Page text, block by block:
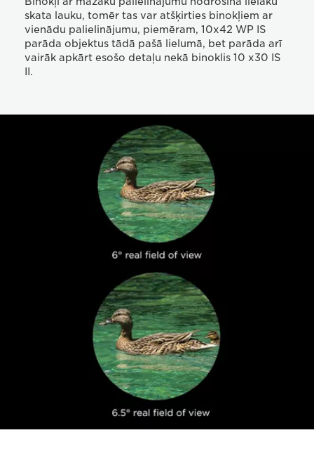
skata lauku, tomēr tas var atšķirties binokļiem ar
vienādu palielinājumu, piemēram, 10x42 WP IS
parāda objektus tādā pašā lielumā, bet parāda arī
vairāk apkārt esošo detaļu nekā binoklis 10 x30 IS
II.